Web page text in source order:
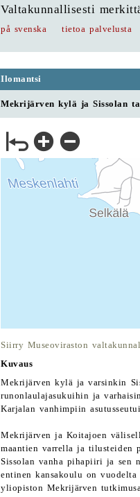
Valtakunnallisesti
på svenska tietoa palvelusta
Ilomantsi
Mekrijärven kylä ja Sissolan
Siirry Museoviraston
Kuvaus
Mekrijärven kylä ja varsinkin
runonlaulajasukuihin ja
Karjalan vanhimpiin
Mekrijärven ja Koitajoen
maantien varrella ja tilusteiden
Sissolan vanha pihapiiri ja sen
entinen kansakoulu on
yliopiston Mekrijärven